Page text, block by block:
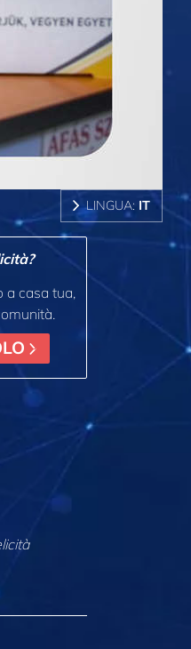
LINGUA: IT
a casa tua,